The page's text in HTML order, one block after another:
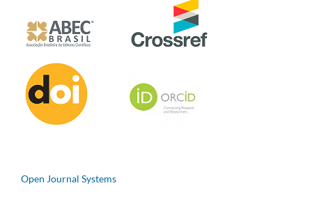
Open Journal Systems